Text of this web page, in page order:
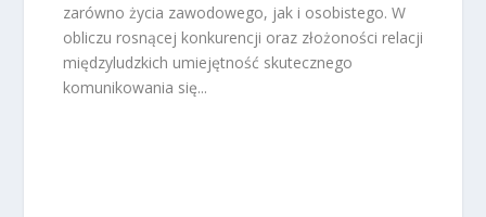
zarówno życia zawodowego, jak i osobistego. W
obliczu rosnącej konkurencji oraz złożoności relacji
międzyludzkich umiejętność skutecznego
komunikowania się...